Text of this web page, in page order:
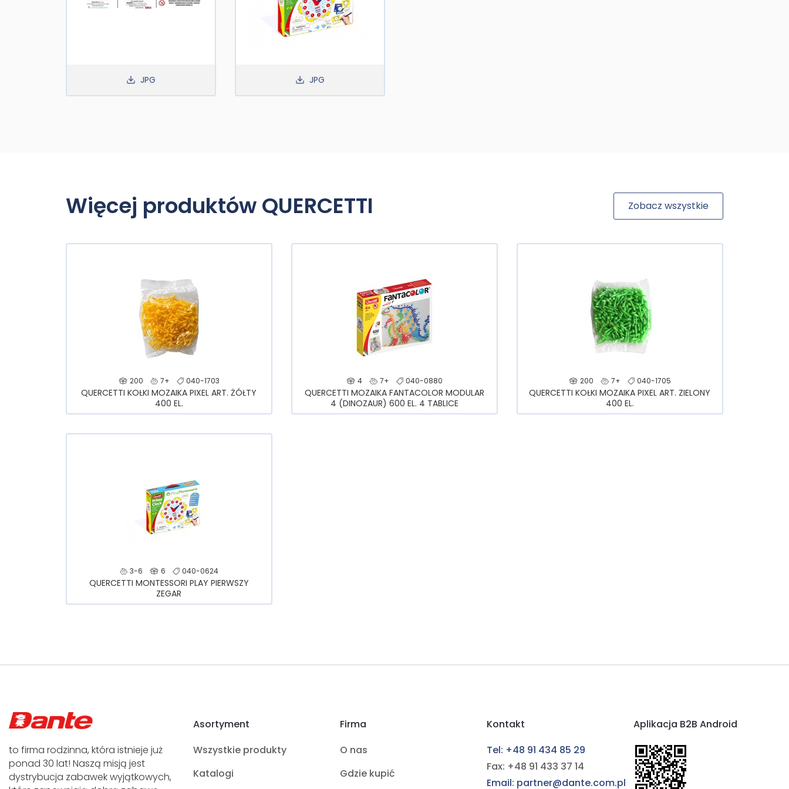
JPG JPG
Więcej produktów QUERCETTI Zobacz wszystkie
200 7+ 040-1703
QUERCETTI KOŁKI MOZAIKA PIXEL ART. ŻÓŁTY
400 EL.
4 7+ 040-0880
QUERCETTI MOZAIKA FANTACOLOR MODULAR
4 (DINOZAUR) 600 EL. 4 TABLICE
200 7+ 040-1705
QUERCETTI KOŁKI MOZAIKA PIXEL ART. ZIELONY
400 EL.
3-6 6 040-0624
QUERCETTI MONTESSORI PLAY PIERWSZY
ZEGAR
to firma rodzinna, która istnieje już
ponad 30 lat! Naszą misją jest
dystrybucja zabawek wyjątkowych,
Asortyment
Wszystkie produkty
Katalogi
Firma
O nas
Gdzie kupić
Kontakt
Tel: +48 91 434 85 29
Fax: +48 91 433 37 14
Email: partner@dante.com.pl
Aplikacja B2B Android